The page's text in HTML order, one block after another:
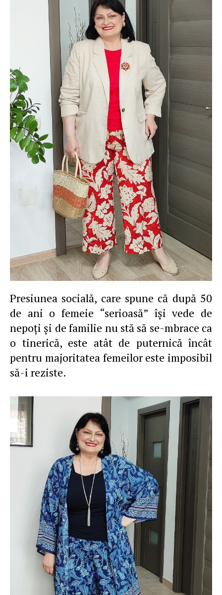
Presiunea socială, care spune că după 50
de ani o femeie “serioasă” îşi vede de
nepoţi şi de familie nu stă să se-mbrace ca
o tinerică, este atât de puternică încât
pentru majoritatea femeilor este imposibil
să-i reziste.